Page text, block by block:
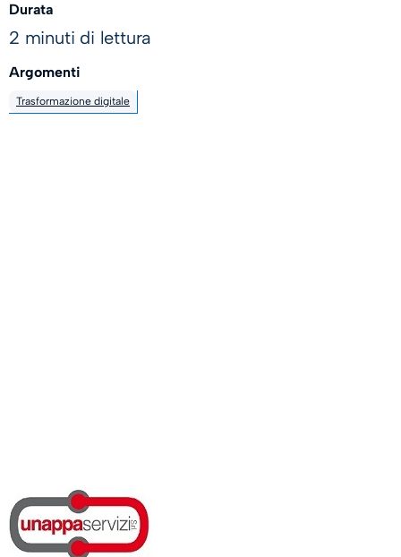
Durata
2 minuti di lettura
Argomenti
Trasformazione digitale